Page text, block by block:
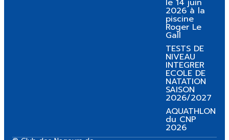
le 14 juin
2026 à la
piscine
Roger Le
Gall
TESTS DE
NIVEAU
INTEGRER
ECOLE DE
NATATION
SAISON
2026/2027
AQUATHLON
du CNP
2026